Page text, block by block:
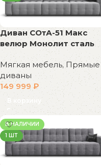
Диван СОтА-51 Макс
велюр Монолит сталь
Мягкая мебель, Прямые
диваны
149 999₽
В корзину
В НАЛИЧИИ
1 ШТ